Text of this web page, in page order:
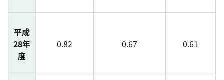
平成
28年
度
0.82 0.67 0.61